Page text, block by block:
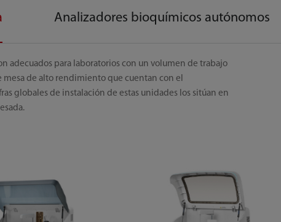
Analizadores bioquímicos autónomos
adecuados para laboratorios con un volumen de trabajo
mesa de alto rendimiento que cuentan con el
globales de instalación de estas unidades los sitúan en